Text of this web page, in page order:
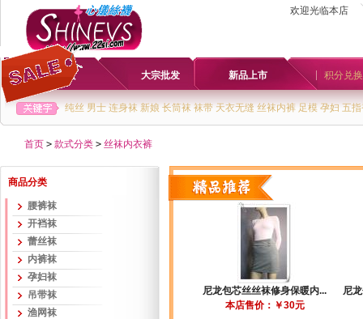
欢迎光临本店
首页 大宗批发 新品上市 积分兑换
纯丝 男士 连身袜 新娘 长筒袜 袜带 天衣无缝 丝袜内裤 足模 孕妇 五
首页 > 款式分类 > 丝袜内衣裤
商品分类
腰裤袜
开裆袜
蕾丝袜
内裤袜
孕妇袜
吊带袜
渔网袜
尼龙包芯丝丝袜修身保暖内...
本店售价：￥30元
尼